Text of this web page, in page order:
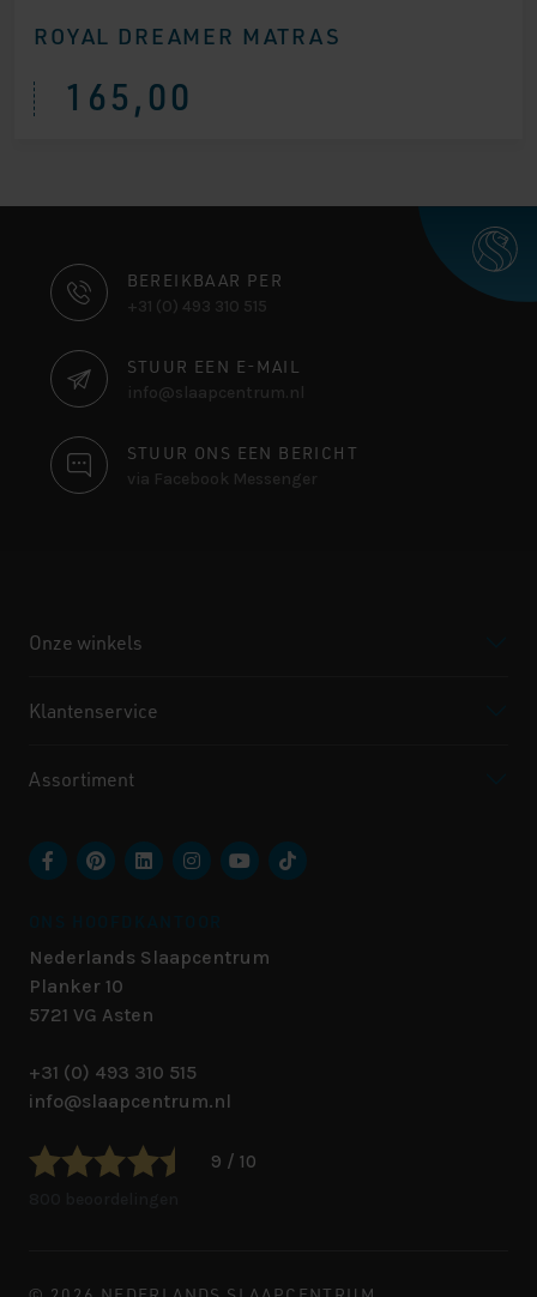
ROYAL DREAMER MATRAS
165,00
CONTACT
INFORMATIE
BEREIKBAAR PER
+31 (0) 493 310 515
STUUR EEN E-MAIL
info@slaapcentrum.nl
STUUR ONS EEN BERICHT
via Facebook Messenger
Onze winkels
Klantenservice
Assortiment
Nederlands Slaapcentrum
Planker 10
5721 VG Asten
+31 (0) 493 310 515
info@slaapcentrum.nl
9 / 10